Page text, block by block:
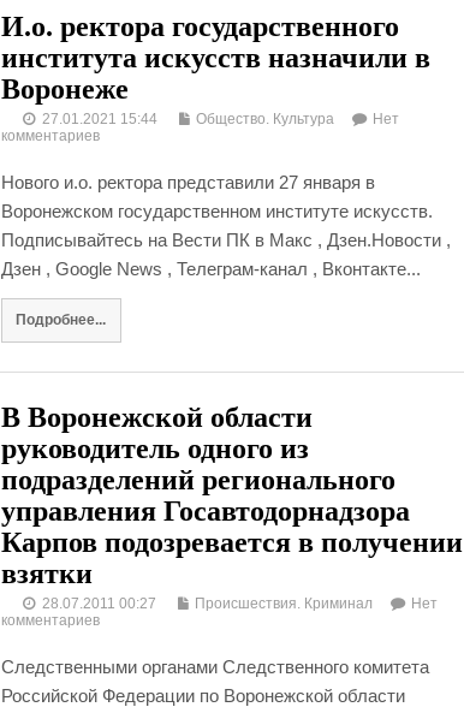
И.о. ректора государственного
института искусств назначили в
Воронеже
27.01.2021 15:44 Общество. Культура
Нет
комментариев
Нового и.о. ректора представили 27 января в
Воронежском государственном институте искусств.
Подписывайтесь на Вести ПК в Макс , Дзен.Новости ,
Дзен , Google News , Телеграм-канал , Вконтакте...
Подробнее...
В Воронежской области
руководитель одного из
подразделений регионального
управления Госавтодорнадзора
Карпов подозревается в получении
взятки
28.07.2011 00:27 Происшествия. Криминал
Нет
комментариев
Следственными органами Следственного комитета
Российской Федерации по Воронежской области